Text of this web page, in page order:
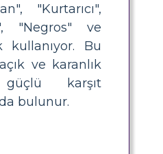
"Kurtarıcı",
"Negros" ve
kullanıyor. Bu
ve karanlık
güçlü karşıt
bulunur.